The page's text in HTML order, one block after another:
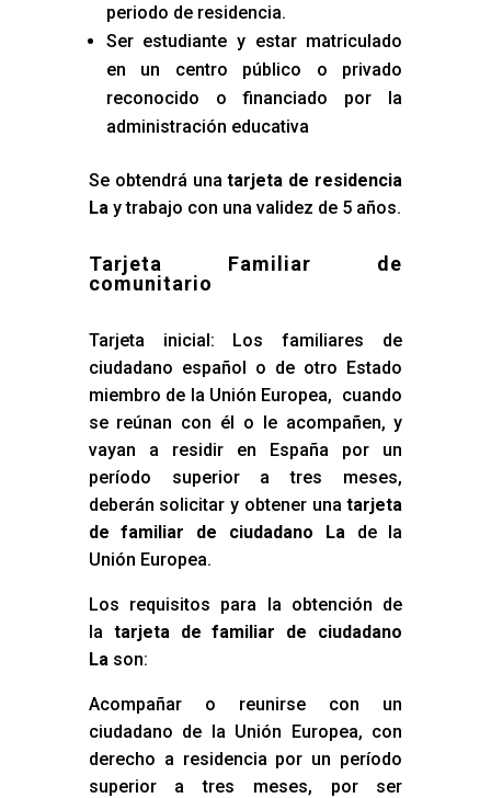
periodo de residencia.
Ser estudiante y estar matriculado
en un centro público o privado
reconocido o financiado por la
administración educativa
Se obtendrá unatarjeta de residencia
La y trabajo con una validez de 5 años.
Tarjeta Familiar de
comunitario
Tarjeta inicial: Los familiares de
ciudadano español o de otro Estado
miembro de la Unión Europea, cuando
se reúnan con él o le acompañen, y
vayan a residir en España por un
período superior a tres meses,
deberán solicitar y obtener unatarjeta
de familiar de ciudadano La de la
Unión Europea.
Los requisitos para la obtención de
la tarjeta de familiar de ciudadano
La son:
Acompañar o reunirse con un
ciudadano de la Unión Europea, con
derecho a residencia por un período
superior a tres meses, por ser